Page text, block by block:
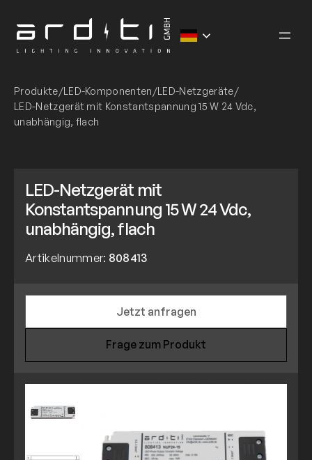
Inhalt
springen
Produkte/LED-Komponenten/LED-Netzgeräte/
LED-Netzgerät mit Konstantspannung 15 W 24 Vdc,
unabhängig, flach
LED-Netzgerät mit
Konstantspannung 15 W 24 Vdc,
unabhängig, flach
Artikelnummer: 808413
Jetzt anfragen
Frage zum Produkt